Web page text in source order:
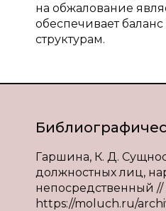
на обжалование
обеспечивает
структурам.
Гаршина, К. Д.
должностных лиц,
непосредственный
https://moluch.ru/